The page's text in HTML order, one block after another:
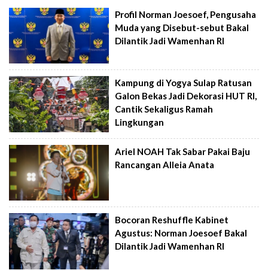
Profil Norman Joesoef, Pengusaha
Muda yang Disebut-sebut Bakal
Dilantik Jadi Wamenhan RI
Kampung di Yogya Sulap Ratusan
Galon Bekas Jadi Dekorasi HUT RI,
Cantik Sekaligus Ramah
Lingkungan
Ariel NOAH Tak Sabar Pakai Baju
Rancangan Alleia Anata
Bocoran Reshuffle Kabinet
Agustus: Norman Joesoef Bakal
Dilantik Jadi Wamenhan RI